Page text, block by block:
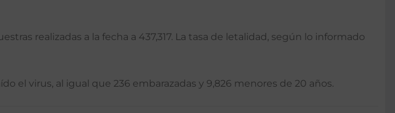
realizadas a la fecha a 437,317. La tasa de letalidad, según lo informado
el virus, al igual que 236 embarazadas y 9,826 menores de 20 años.